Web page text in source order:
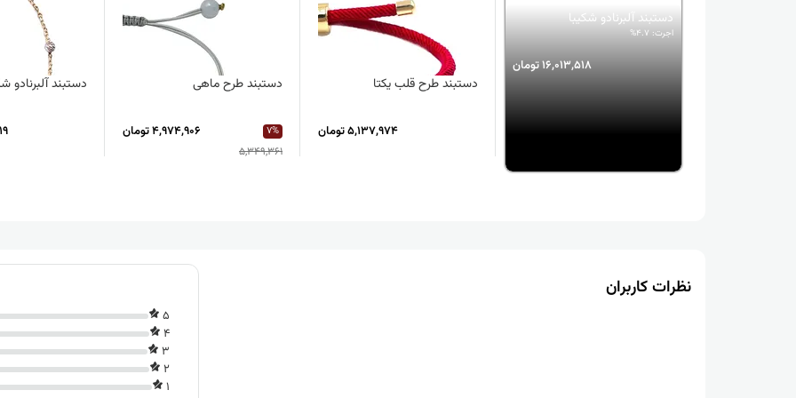
دستبند آلبرنادو شکیبا
اجرت: 4.7%
16,013,518 تومان
دستبند طرح قلب یکتا
5,137,974 تومان
دستبند طرح ماهی
7% 4,974,906 تومان
5,349,361
دستبند آلبرنادو
نظرات کاربران
5
4
3
2
1